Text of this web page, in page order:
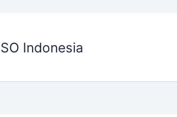
Indonesia